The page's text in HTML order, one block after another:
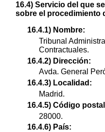
16.4) Servicio del que
sobre el procedimiento
16.4.1) Nombre:
Tribunal
Contractuales.
16.4.2) Dirección:
Avda. General
16.4.3) Localidad:
Madrid.
16.4.5) Código
28000.
16.4.6) País: